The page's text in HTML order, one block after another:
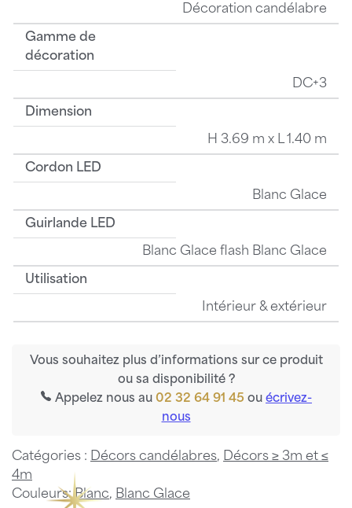
Décoration candélabre
Gamme de
décoration
DC+3
Dimension
H 3.69 m x L 1.40 m
Cordon LED
Blanc Glace
Guirlande LED
Blanc Glace flash Blanc Glace
Utilisation
Intérieur & extérieur
Vous souhaitez plus d’informations sur ce produit
ou sa disponibilité ?
Appelez nous au 02 32 64 91 45 ou écrivez-
nous
Catégories : Décors candélabres, Décors ≥ 3m et ≤
4m
Couleurs:Blanc, Blanc Glace